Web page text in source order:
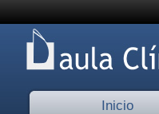
Inicio